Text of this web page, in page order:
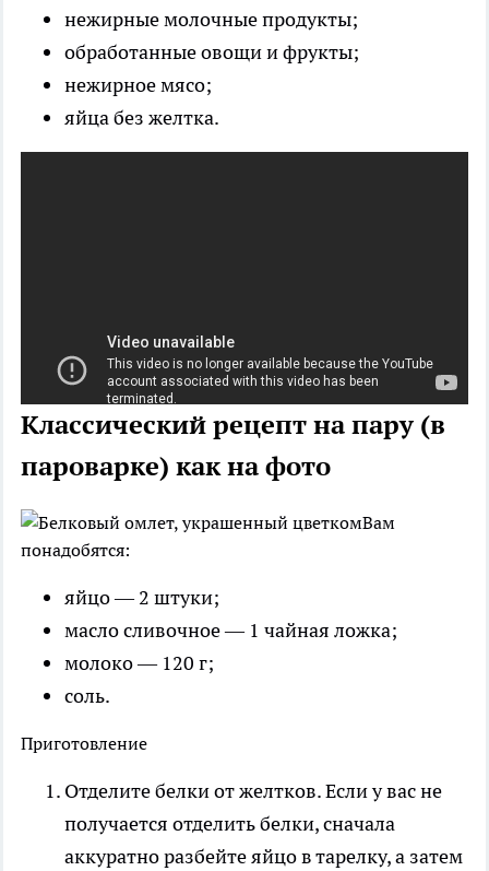
нежирные молочные продукты;
обработанные овощи и фрукты;
нежирное мясо;
яйца без желтка.
Классический рецепт на пару (в
пароварке) как на фото
Вам
понадобятся:
яйцо — 2 штуки;
масло сливочное — 1 чайная ложка;
молоко — 120 г;
соль.
Приготовление
Отделите белки от желтков. Если у вас не
получается отделить белки, сначала
аккуратно разбейте яйцо в тарелку, а затем